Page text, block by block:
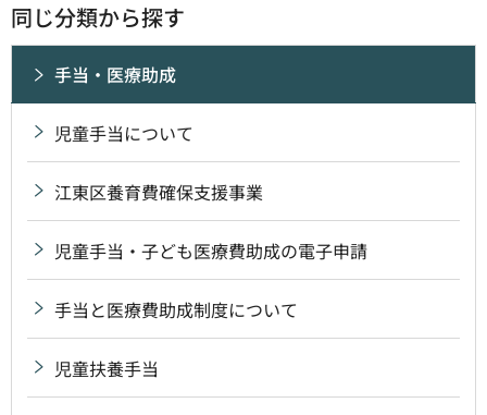
同じ分類から探す
手当・医療助成
児童手当について
江東区養育費確保支援事業
児童手当・子ども医療費助成の電子申請
手当と医療費助成制度について
児童扶養手当